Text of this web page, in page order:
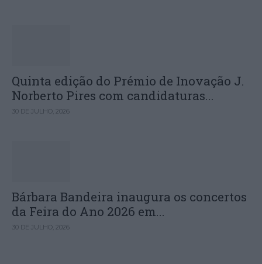
Quinta edição do Prémio de Inovação J.
Norberto Pires com candidaturas...
30 DE JULHO, 2026
Bárbara Bandeira inaugura os concertos
da Feira do Ano 2026 em...
30 DE JULHO, 2026